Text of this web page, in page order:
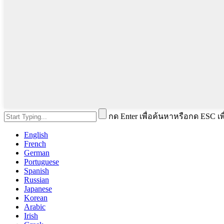
กด Enter เพื่อค้นหาหรือกด ESC
English
French
German
Portuguese
Spanish
Russian
Japanese
Korean
Arabic
Irish